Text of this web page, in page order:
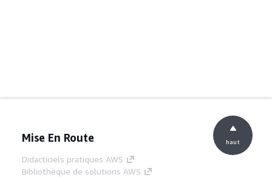
Mise En Route
Didacticiels pratiques AWS
Bibliothèque de solutions AWS
haut